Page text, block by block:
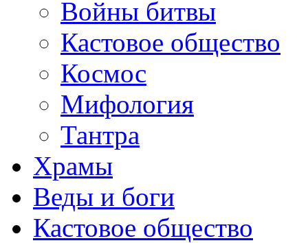
Войны битвы
Кастовое общество
Космос
Мифология
Тантра
Храмы
Веды и боги
Кастовое общество